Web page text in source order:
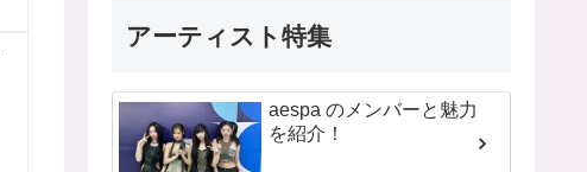
アーティスト特集
aespa のメンバーと魅力
を紹介！